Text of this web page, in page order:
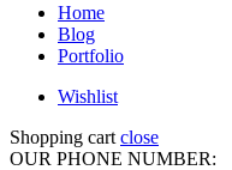
Home
Blog
Portfolio
Wishlist
Shopping cart close
OUR PHONE NUMBER: